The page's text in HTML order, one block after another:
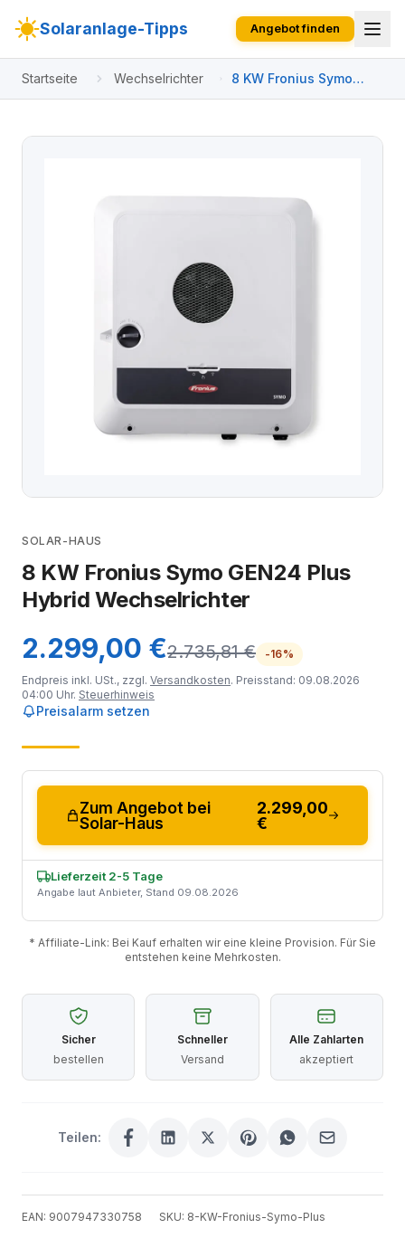
Solaranlage-Tipps Angebot finden
Startseite Wechselrichter
8 KW Fronius Symo
GEN24 Plus Hybrid
SOLAR-HAUS
8 KW Fronius Symo GEN24 Plus
Hybrid Wechselrichter
2.299,00 €2.735,81 €
-16%
Endpreis inkl. USt., zzgl. Versandkosten. Preisstand: 09.08.2026
04:00 Uhr. Steuerhinweis
Preisalarm setzen
Zum Angebot bei
Solar-Haus
2.299,00
€
Lieferzeit 2-5 Tage
Angabe laut Anbieter, Stand 09.08.2026
* Affiliate-Link: Bei Kauf erhalten wir eine kleine Provision. Für Sie
entstehen keine Mehrkosten.
Sicher
bestellen
Schneller
Versand
Alle Zahlarten
akzeptiert
Teilen:
EAN: 9007947330758 SKU: 8-KW-Fronius-Symo-Plus